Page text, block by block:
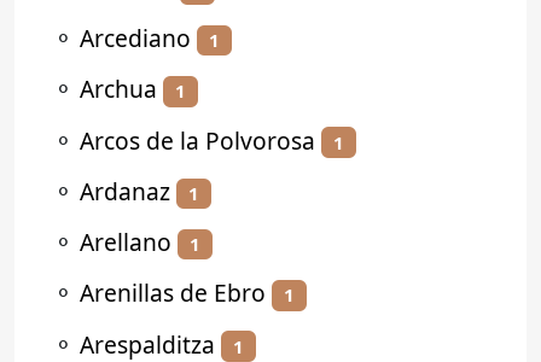
⚬ Arcediano 1
⚬ Archua 1
⚬ Arcos de la Polvorosa 1
⚬ Ardanaz 1
⚬ Arellano 1
⚬ Arenillas de Ebro 1
⚬ Arespalditza 1